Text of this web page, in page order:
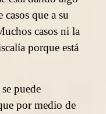
que a su
casos ni la
porque está
puede
por medio de